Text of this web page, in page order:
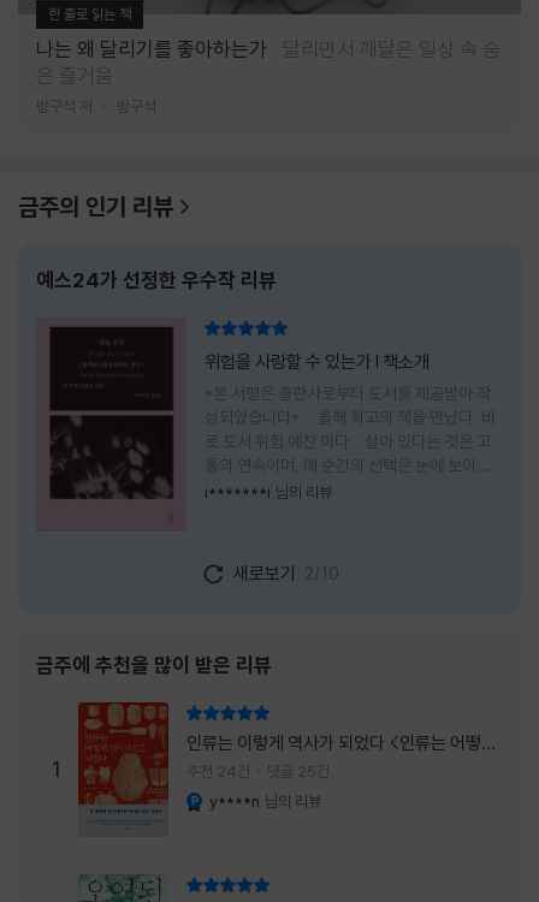
한 줄로 읽는 책
나는 왜 달리기를 좋아하는가
달리면서 깨달은 일상 속 숨
은 즐거움
방구석 저 방구석
금주의 인기 리뷰
예스24가 선정한 우수작 리뷰
위험을 사랑할 수 있는가 l 책소개
*본 서평은 출판사로부터 도서를 제공받아 작
성되었습니다* 올해 최고의 책을 만났다. 바
로 도서 위험 예찬 이다. 살아 있다는 것은 고
통의 연속이며, 매 순간의 선택은 눈에 보이지
않는 위험을 감수해야 한다는 것을 의미한다.
도전하고 미지의 세계로 발을 내딛기란 결코 쉬
운 일이 아니다. 그러나 이 책을 읽다 보면 그 마
내가 진실로 원했던 방향을 향해 움직이고 있을
지도 모른다. 위험은 두려움의 대상이 아니라,
내가 진짜 원하는 삶으로 향하는 문 앞에 늘 함
께 서 있기 때문이다. 이 책은 프랑스의 철학
자이자 정신분석가인 안 뒤푸르망
i*******i 님의 리뷰
새로보기 2/10
금주에 추천을 많이 받은 리뷰
1
인류는 이렇게 역사가 되었다 <인류는 어떻게
역사가 되었나>
추천 24건 댓글 25건
y****n 님의 리뷰